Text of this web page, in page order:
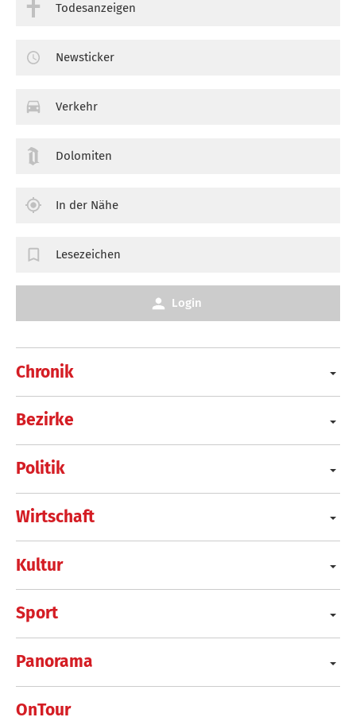
Chronik
Bezirke
Politik
Wirtschaft
Kultur
Sport
Panorama
OnTour
Todesanzeigen
Newsticker
Verkehr
Dolomiten
In der Nähe
Lesezeichen
Login